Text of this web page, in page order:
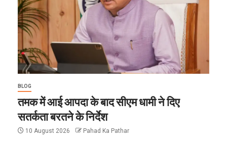
BLOG
तमक में आई आपदा के बाद सीएम धामी ने दिए
सतर्कता बरतने के निर्देश
10 August 2026 Pahad Ka Pathar